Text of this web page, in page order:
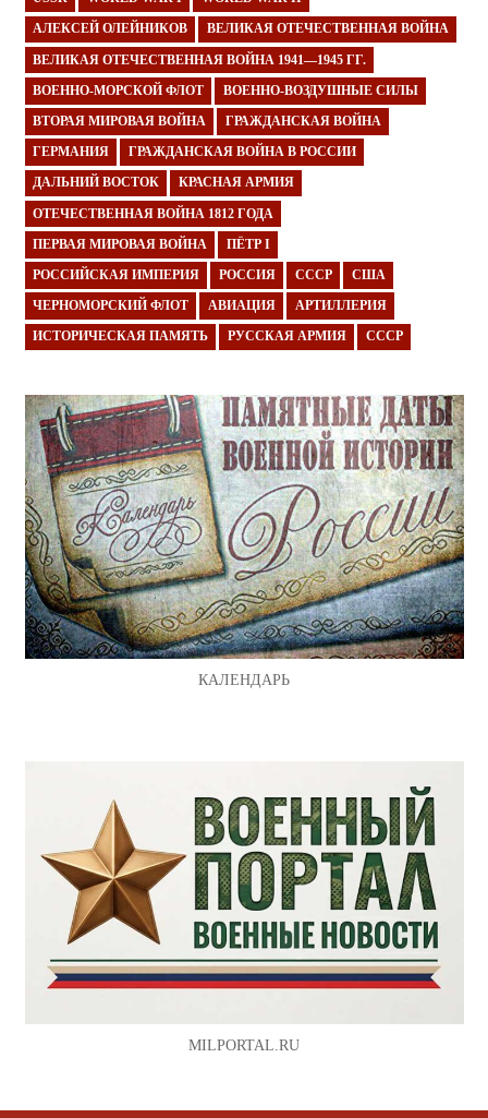
АЛЕКСЕЙ ОЛЕЙНИКОВ ВЕЛИКАЯ ОТЕЧЕСТВЕННАЯ ВОЙНА
ВЕЛИКАЯ ОТЕЧЕСТВЕННАЯ ВОЙНА 1941—1945 ГГ.
ВОЕННО-МОРСКОЙ ФЛОТ ВОЕННО-ВОЗДУШНЫЕ СИЛЫ
ВТОРАЯ МИРОВАЯ ВОЙНА ГРАЖДАНСКАЯ ВОЙНА
ГЕРМАНИЯ ГРАЖДАНСКАЯ ВОЙНА В РОССИИ
ДАЛЬНИЙ ВОСТОК КРАСНАЯ АРМИЯ
ОТЕЧЕСТВЕННАЯ ВОЙНА 1812 ГОДА
ПЕРВАЯ МИРОВАЯ ВОЙНА ПЁТР I
РОССИЙСКАЯ ИМПЕРИЯ РОССИЯ СССР США
ЧЕРНОМОРСКИЙ ФЛОТ АВИАЦИЯ АРТИЛЛЕРИЯ
ИСТОРИЧЕСКАЯ ПАМЯТЬ РУССКАЯ АРМИЯ СССР
КАЛЕНДАРЬ
MILPORTAL.RU